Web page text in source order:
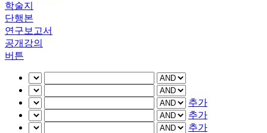
학술지
단행본
연구보고서
공개강의
버튼
추가
추가
추가